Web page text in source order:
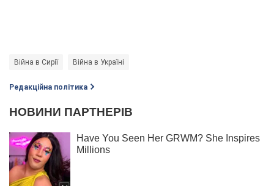
Війна в Сирії Війна в Україні
Редакційна політика